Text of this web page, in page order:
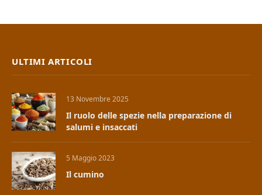
ULTIMI ARTICOLI
13 Novembre 2025
Il ruolo delle spezie nella preparazione di
salumi e insaccati
5 Maggio 2023
Il cumino